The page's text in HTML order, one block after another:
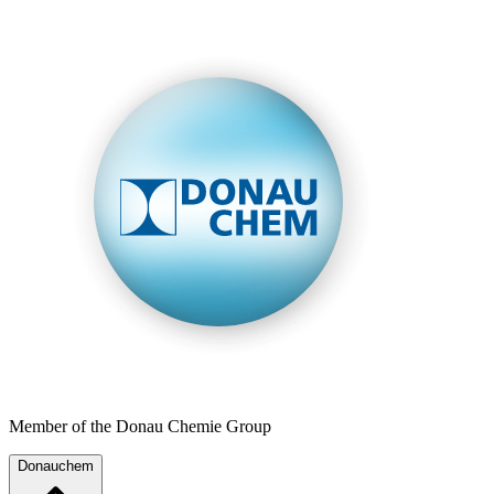
Member of the Donau Chemie Group
Donauchem